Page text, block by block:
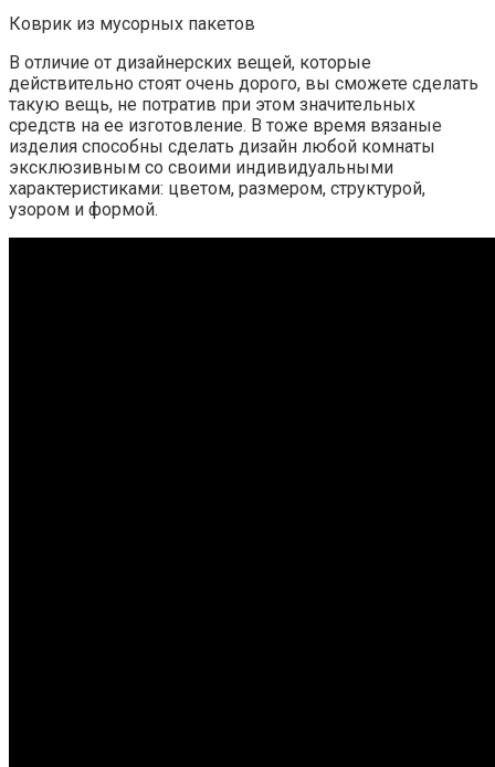
Коврик из мусорных пакетов
В отличие от дизайнерских вещей, которые
действительно стоят очень дорого, вы сможете сделать
такую вещь, не потратив при этом значительных
средств на ее изготовление. В тоже время вязаные
изделия способны сделать дизайн любой комнаты
эксклюзивным со своими индивидуальными
характеристиками: цветом, размером, структурой,
узором и формой.